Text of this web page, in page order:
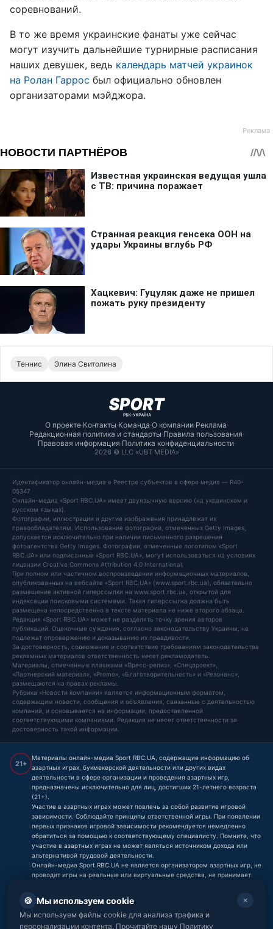
соревнований.
В то же время украинские фанаты уже сейчас
могут изучить дальнейшие турнирные расписания
наших девушек, ведь календарь матчей украинок
на Ролан Гаррос был официально обновлен
организаторами мэйджора.
Теннис Элина Свитолина
О проекте·Контакты·Команда·О компании·Реклама·
Редакционная политика и стандарты·Правила пользования·
Правовая информация·Политика конфиденциальности·
2026 © LLC «UBT MEDIA»
Идентификатор онлайн-медиа в Реестре субъектов в сфере медиа — R40-
05347
Онлайн-медиа «Sport RBC.UA» имеет двуязычную версию (на украинском и
русском языках).
Фотографии, иллюстрации и другие изображения принадлежат их
правообладателям. Использование фотографий, отмеченных Getty Images,
допускается исключительно при наличии письменного разрешения
фотоагентства Getty Images. Фотографии, отмеченные логотипом «Sport
RBC.UA» или подписанные «Sport RBC.UA», могут использоваться на условиях
лицензии Creative Commons Attribution 4.0 International.
При полном или частичном воспроизведении информационных материалов,
опубликованных на вебсайте «Sport RBC.UA» (www.sport.rbc.ua), обязательно
размещение активной гиперссылки на www.sport.rbc.ua, открытой для
индексации поисковыми системами. Такая гиперссылка должна быть
размещена непосредственно в тексте материала не ниже второго абзаца.
Редакция «Sport RBC.UA» может не разделять точку зрения авторов
публикаций. Оценочные суждения, согласно законодательству Украины, не
подлежат опровержению и доказыванию их правдивости.
За достоверность, содержание и соответствие требованиям законодательства
рекламных материалов ответственность несет рекламодатель.
Материалы, отмеченные плашками «Пресс-релиз», «Спецпроект»,
«Партнерский материал», «Promo», «Благотворительность» и «Резонанс»,
размещаются на правах рекламы.
Рубрика «Новости компании» является информационным форматом,
содержащим новости, сообщения и объявления, связанные с деятельностью
компаний, и основывается на информации, предоставленной
соответствующими компаниями. Редакция не несет ответственности за
достоверность такой информации.
21+
Материалы онлайн-медиа Sport RBC.UA, содержащие информацию об
азартных играх, букмекерской деятельности или других видах
деятельности в сфере организации и проведения азартных игр,
предназначены исключительно для лиц, достигших 21-летнего возраста
(21+).
Участие в азартных играх может повлечь за собой развитие игровой
зависимости. Соблюдайте принципы ответственной игры. При появлении
первых признаков игровой зависимости рекомендуется немедленно
обратиться за помощью к соответствующему специалисту. Помните, что
участие в азартных играх не может являться источником дохода или
альтернативой трудовой деятельности.
Онлайн-медиа Sport RBC.UA не является организатором азартных игр, не
проводит игры на реальные или виртуальные средства, не принимает
содержащие информацию об азартных играх, букмекерах или других
связанных сервисах, носят исключительно информационный характер и
не являются призывом к участию в азартных играх.
🍪 Мы используем cookie ✕
Мы используем файлы cookie для анализа трафика и
персонализации контента. Прочитайте нашу Политику